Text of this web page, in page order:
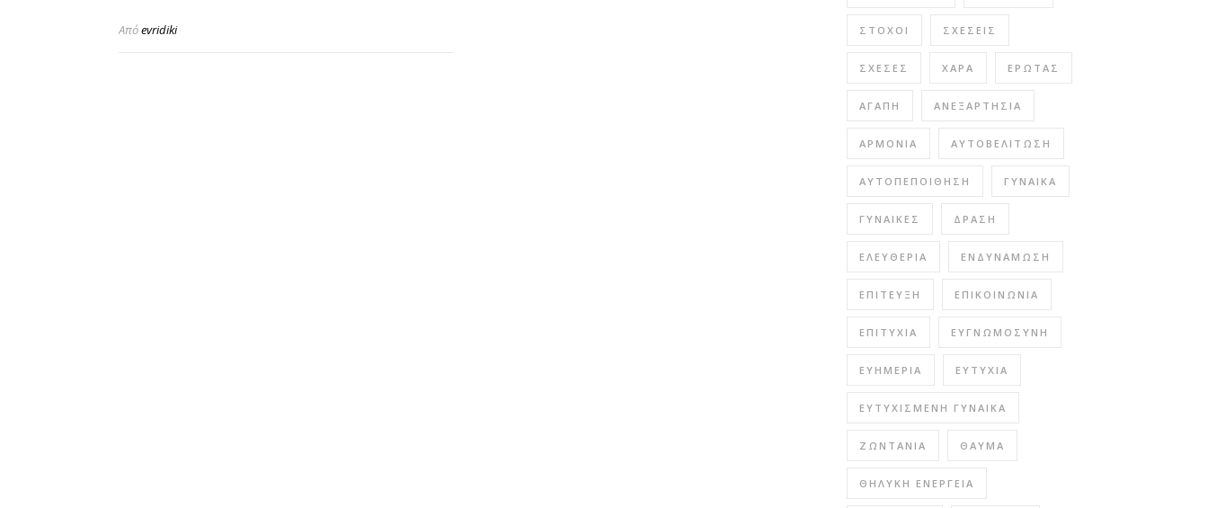
Απόevridiki ΣΤΌΧΟΙ ΣΧΈΣΕΙΣ
ΣΧΈΣΕΣ ΧΑΡΆ ΈΡΩΤΑΣ
ΑΓΆΠΗ ΑΝΕΞΑΡΤΗΣΊΑ
ΑΡΜΟΝΊΑ ΑΥΤΟΒΕΛΊΤΩΣΗ
ΑΥΤΟΠΕΠΟΊΘΗΣΗ ΓΥΝΑΊΚΑ
ΓΥΝΑΊΚΕΣ ΔΡΆΣΗ
ΕΛΕΥΘΕΡΊΑ ΕΝΔΥΝΆΜΩΣΗ
ΕΠΊΤΕΥΞΗ ΕΠΙΚΟΙΝΩΝΊΑ
ΕΠΙΤΥΧΊΑ ΕΥΓΝΩΜΟΣΎΝΗ
ΕΥΗΜΕΡΊΑ ΕΥΤΥΧΊΑ
ΕΥΤΥΧΙΣΜΈΝΗ ΓΥΝΑΊΚΑ
ΖΩΝΤΆΝΙΑ ΘΑΎΜΑ
ΘΗΛΥΚΉ ΕΝΈΡΓΕΙΑ